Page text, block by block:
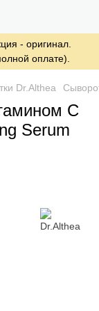
- оригинал.
оплате).
Dr.Althea
C
Serum